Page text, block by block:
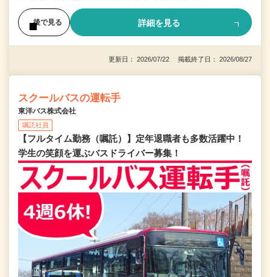
後で見る 詳細を見る
更新日： 2026/07/22 掲載終了日： 2026/08/27
スクールバスの運転手
東洋バス株式会社
嘱託社員
【フルタイム勤務（嘱託）】定年退職者も多数活躍中！
学生の笑顔を運ぶバスドライバー募集！